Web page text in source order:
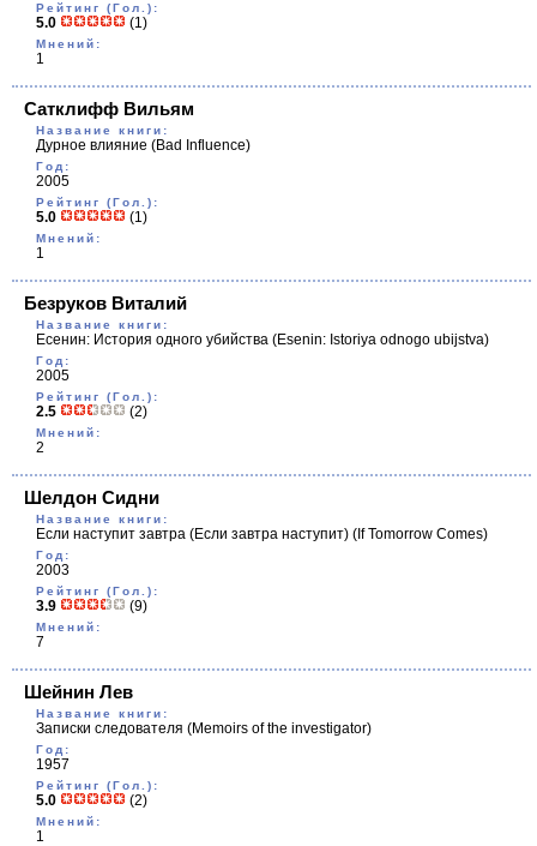
Рейтинг (Гол.):
5.0 (1)
Мнений:
1
Сатклифф Вильям
Название книги:
Дурное влияние (Bad Influence)
Год:
2005
Рейтинг (Гол.):
5.0 (1)
Мнений:
1
Безруков Виталий
Название книги:
Есенин: История одного убийства (Esenin: Istoriya odnogo ubijstva)
Год:
2005
Рейтинг (Гол.):
2.5 (2)
Мнений:
2
Шелдон Сидни
Название книги:
Если наступит завтра (Если завтра наступит) (If Tomorrow Comes)
Год:
2003
Рейтинг (Гол.):
3.9 (9)
Мнений:
7
Шейнин Лев
Название книги:
Записки следователя (Memoirs of the investigator)
Год:
1957
Рейтинг (Гол.):
5.0 (2)
Мнений:
1